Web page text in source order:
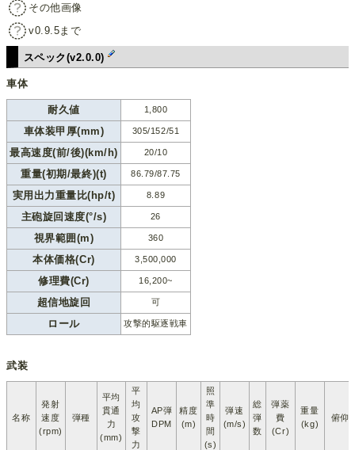
その他画像
v0.9.5まで
スペック(v2.0.0)
車体
耐久値 1,800
車体装甲厚(mm) 305/152/51
最高速度(前/後)(km/h) 20/10
重量(初期/最終)(t) 86.79/87.75
実用出力重量比(hp/t) 8.89
主砲旋回速度(°/s) 26
視界範囲(m) 360
本体価格(Cr) 3,500,000
修理費(Cr) 16,200~
超信地旋回 可
ロール 攻撃的駆逐戦車
武装
名称
発射
速度
(rpm)
弾種
平均
貫通
力
(mm)
平
均
攻
撃
力
AP弾
DPM
精度
(m)
照
準
時
間
(s)
弾速
(m/s)
総
弾
数
弾薬
費
(Cr)
重量
(kg)
俯仰